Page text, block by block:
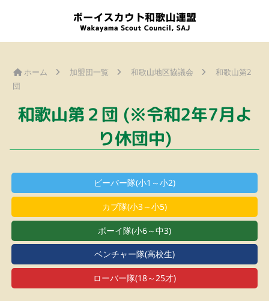
ホーム 加盟団一覧 和歌山地区協議会
和歌山第2
団
和歌山第２団 (※令和2年7月よ
り休団中)
ビーバー隊(小1～小2)
カブ隊(小3～小5)
ボーイ隊(小6～中3)
ベンチャー隊(高校生)
ローバー隊(18～25才)